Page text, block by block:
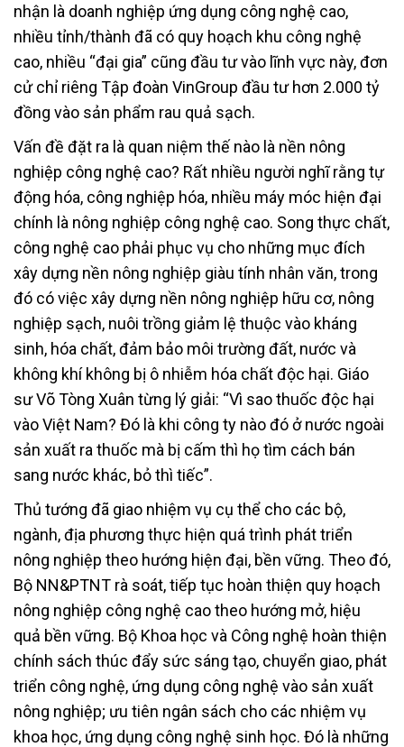
nhận là doanh nghiệp ứng dụng công nghệ cao,
nhiều tỉnh/thành đã có quy hoạch khu công nghệ
cao, nhiều “đại gia” cũng đầu tư vào lĩnh vực này, đơn
cử chỉ riêng Tập đoàn VinGroup đầu tư hơn 2.000 tỷ
đồng vào sản phẩm rau quả sạch.
Vấn đề đặt ra là quan niệm thế nào là nền nông
nghiệp công nghệ cao? Rất nhiều người nghĩ rằng tự
động hóa, công nghiệp hóa, nhiều máy móc hiện đại
chính là nông nghiệp công nghệ cao. Song thực chất,
công nghệ cao phải phục vụ cho những mục đích
xây dựng nền nông nghiệp giàu tính nhân văn, trong
đó có việc xây dựng nền nông nghiệp hữu cơ, nông
nghiệp sạch, nuôi trồng giảm lệ thuộc vào kháng
sinh, hóa chất, đảm bảo môi trường đất, nước và
không khí không bị ô nhiễm hóa chất độc hại. Giáo
sư Võ Tòng Xuân từng lý giải: “Vì sao thuốc độc hại
vào Việt Nam? Đó là khi công ty nào đó ở nước ngoài
sản xuất ra thuốc mà bị cấm thì họ tìm cách bán
sang nước khác, bỏ thì tiếc”.
Thủ tướng đã giao nhiệm vụ cụ thể cho các bộ,
ngành, địa phương thực hiện quá trình phát triển
nông nghiệp theo hướng hiện đại, bền vững. Theo đó,
Bộ NN&PTNT rà soát, tiếp tục hoàn thiện quy hoạch
nông nghiệp công nghệ cao theo hướng mở, hiệu
quả bền vững. Bộ Khoa học và Công nghệ hoàn thiện
chính sách thúc đẩy sức sáng tạo, chuyển giao, phát
triển công nghệ, ứng dụng công nghệ vào sản xuất
nông nghiệp; ưu tiên ngân sách cho các nhiệm vụ
khoa học, ứng dụng công nghệ sinh học. Đó là những